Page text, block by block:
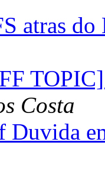
atras
Costa
Duvida